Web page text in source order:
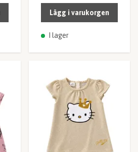
Lägg i varukorgen
I lager